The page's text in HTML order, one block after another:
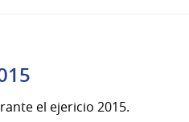
el ejericio 2015.